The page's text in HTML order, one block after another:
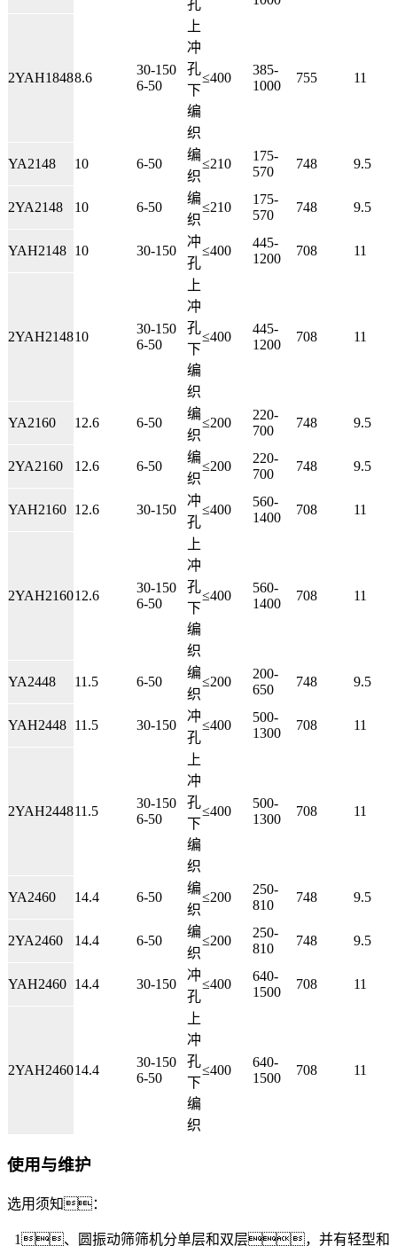
孔
2YAH18488.6
30-150
6-50
上
冲
孔
下
编
织
≤400
385-
1000
755 11
YA2148 10 6-50
编
织
≤210
175-
570
748 9.5
2YA2148 10 6-50
编
织
≤210
175-
570
748 9.5
YAH2148 10 30-150
冲
孔
≤400
445-
1200
708 11
2YAH214810
30-150
6-50
上
冲
孔
下
编
织
≤400
445-
1200
708 11
YA2160 12.6 6-50
编
织
≤200
220-
700
748 9.5
2YA2160 12.6 6-50
编
织
≤200
220-
700
748 9.5
YAH2160 12.6 30-150
冲
孔
≤400
560-
1400
708 11
2YAH216012.6
30-150
6-50
上
冲
孔
下
编
织
≤400
560-
1400
708 11
YA2448 11.5 6-50
编
织
≤200
200-
650
748 9.5
YAH2448 11.5 30-150
冲
孔
≤400
500-
1300
708 11
2YAH244811.5
30-150
6-50
上
冲
孔
下
编
织
≤400
500-
1300
708 11
YA2460 14.4 6-50
编
织
≤200
250-
810
748 9.5
2YA2460 14.4 6-50
编
织
≤200
250-
810
748 9.5
YAH2460 14.4 30-150
冲
孔
≤400
640-
1500
708 11
2YAH246014.4
30-150
6-50
上
冲
孔
下
编
织
≤400
640-
1500
708 11
使用与维护
选用须知：
1、圆振动筛筛机分单层和双层，并有轻型和